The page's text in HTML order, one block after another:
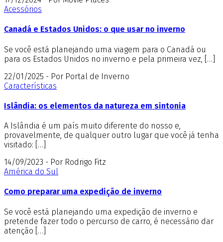
Acessórios
Canadá e Estados Unidos: o que usar no inverno
Se você está planejando uma viagem para o Canadá ou
para os Estados Unidos no inverno e pela primeira vez, […]
22/01/2025 - Por Portal de Inverno
Características
Islândia: os elementos da natureza em sintonia
A Islândia é um país muito diferente do nosso e,
provavelmente, de qualquer outro lugar que você já tenha
visitado: […]
14/09/2023 - Por Rodrigo Fitz
América do Sul
Como preparar uma expedição de inverno
Se você está planejando uma expedição de inverno e
pretende fazer todo o percurso de carro, é necessário dar
atenção […]